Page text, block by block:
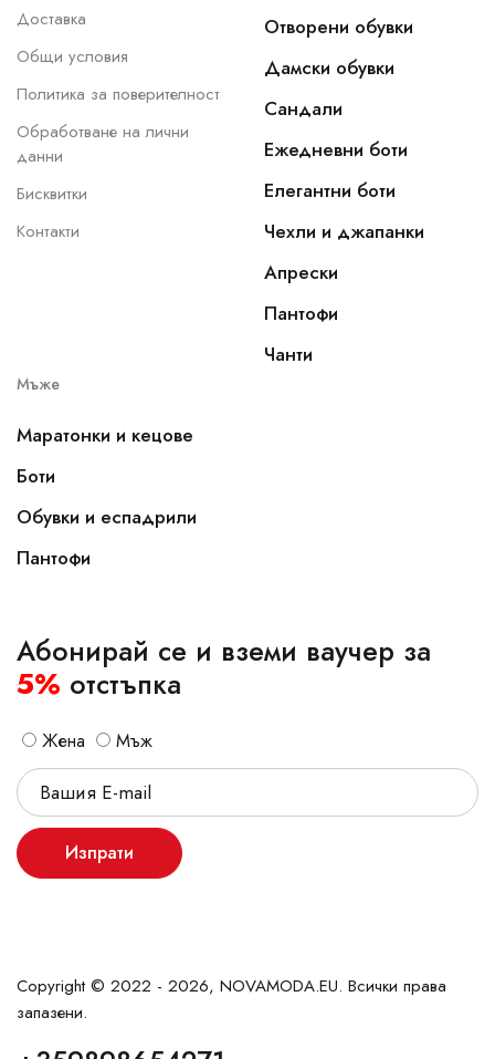
Доставка
Общи условия
Политика за поверителност
Обработване на лични
данни
Бисквитки
Контакти
Отворени обувки
Дамски обувки
Сандали
Ежедневни боти
Елегантни боти
Чехли и джапанки
Апрески
Пантофи
Чанти
Мъже
Маратонки и кецове
Боти
Обувки и еспадрили
Пантофи
Абонирай се и вземи ваучер за
5% отстъпка
Жена Мъж
Изпрати
Copyright © 2022 - 2026, NOVAMODA.EU. Всички права
запазени.